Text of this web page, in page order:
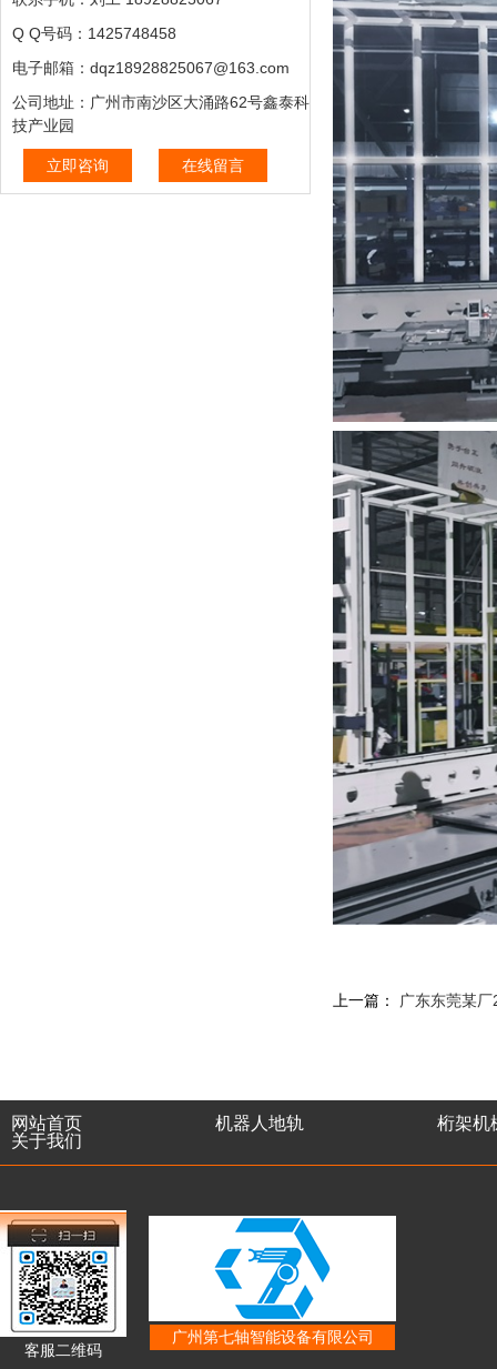
Q Q号码：1425748458
电子邮箱：dqz18928825067@163.com
公司地址：广州市南沙区大涌路62号鑫泰科
技产业园
立即咨询 在线留言
上一篇： 广东东莞某
网站首页 机器人地轨
桁架机
关于我们
客服二维码
广州第七轴智能设备有限公司